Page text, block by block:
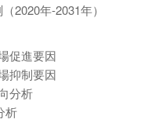
2020年-2031年）
促進要因
抑制要因
分析
析